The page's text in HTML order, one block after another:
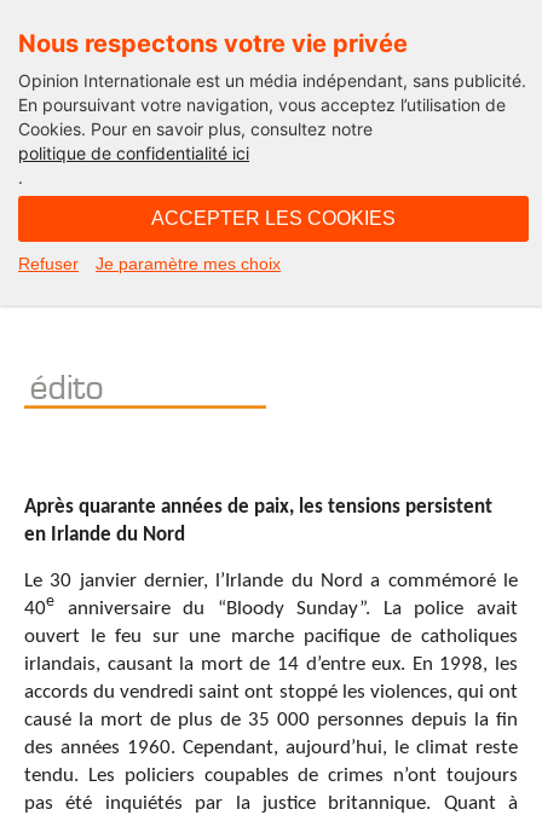
Nous respectons votre vie privée
Opinion Internationale est un média indépendant, sans publicité.
En poursuivant votre navigation, vous acceptez l’utilisation de
Cookies. Pour en savoir plus, consultez notre
politique de confidentialité ici
.
ACCEPTER LES COOKIES
Refuser Je paramètre mes choix
Human Rights
Chronique des droits de l’Homme
Après quarante années de paix, les tensions persistent
en Irlande du Nord
Le 30 janvier dernier, l’Irlande du Nord a commémoré le
40e anniversaire du “Bloody Sunday”. La police avait
ouvert le feu sur une marche pacifique de catholiques
irlandais, causant la mort de 14 d’entre eux. En 1998, les
accords du vendredi saint ont stoppé les violences, qui ont
causé la mort de plus de 35 000 personnes depuis la fin
des années 1960. Cependant, aujourd’hui, le climat reste
tendu. Les policiers coupables de crimes n’ont toujours
pas été inquiétés par la justice britannique. Quant à